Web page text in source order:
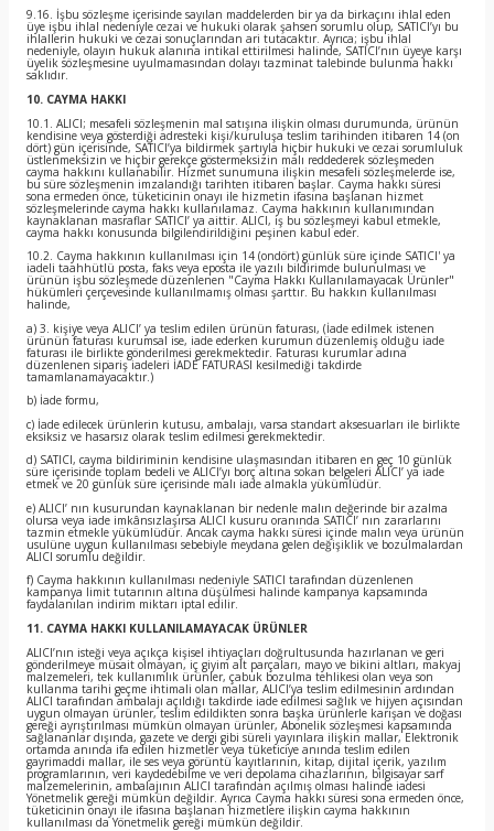
9.16. İşbu sözleşme içerisinde sayılan maddelerden bir ya da birkaçını ihlal eden
üye işbu ihlal nedeniyle cezai ve hukuki olarak şahsen sorumlu olup, SATICI’yı bu
ihlallerin hukuki ve cezai sonuçlarından ari tutacaktır. Ayrıca; işbu ihlal
nedeniyle, olayın hukuk alanına intikal ettirilmesi halinde, SATICI’nın üyeye karşı
üyelik sözleşmesine uyulmamasından dolayı tazminat talebinde bulunma hakkı
saklıdır.
10. CAYMA HAKKI
10.1. ALICI; mesafeli sözleşmenin mal satışına ilişkin olması durumunda, ürünün
kendisine veya gösterdiği adresteki kişi/kuruluşa teslim tarihinden itibaren 14 (on
dört) gün içerisinde, SATICI’ya bildirmek şartıyla hiçbir hukuki ve cezai sorumluluk
üstlenmeksizin ve hiçbir gerekçe göstermeksizin malı reddederek sözleşmeden
cayma hakkını kullanabilir. Hizmet sunumuna ilişkin mesafeli sözleşmelerde ise,
bu süre sözleşmenin imzalandığı tarihten itibaren başlar. Cayma hakkı süresi
sona ermeden önce, tüketicinin onayı ile hizmetin ifasına başlanan hizmet
sözleşmelerinde cayma hakkı kullanılamaz. Cayma hakkının kullanımından
kaynaklanan masraflar SATICI’ ya aittir. ALICI, iş bu sözleşmeyi kabul etmekle,
cayma hakkı konusunda bilgilendirildiğini peşinen kabul eder.
10.2. Cayma hakkının kullanılması için 14 (ondört) günlük süre içinde SATICI' ya
iadeli taahhütlü posta, faks veya eposta ile yazılı bildirimde bulunulması ve
ürünün işbu sözleşmede düzenlenen "Cayma Hakkı Kullanılamayacak Ürünler"
hükümleri çerçevesinde kullanılmamış olması şarttır. Bu hakkın kullanılması
halinde,
a) 3. kişiye veya ALICI’ ya teslim edilen ürünün faturası, (İade edilmek istenen
ürünün faturası kurumsal ise, iade ederken kurumun düzenlemiş olduğu iade
faturası ile birlikte gönderilmesi gerekmektedir. Faturası kurumlar adına
düzenlenen sipariş iadeleri İADE FATURASI kesilmediği takdirde
tamamlanamayacaktır.)
b) İade formu,
c) İade edilecek ürünlerin kutusu, ambalajı, varsa standart aksesuarları ile birlikte
eksiksiz ve hasarsız olarak teslim edilmesi gerekmektedir.
d) SATICI, cayma bildiriminin kendisine ulaşmasından itibaren en geç 10 günlük
süre içerisinde toplam bedeli ve ALICI’yı borç altına sokan belgeleri ALICI’ ya iade
etmek ve 20 günlük süre içerisinde malı iade almakla yükümlüdür.
e) ALICI’ nın kusurundan kaynaklanan bir nedenle malın değerinde bir azalma
olursa veya iade imkânsızlaşırsa ALICI kusuru oranında SATICI’ nın zararlarını
tazmin etmekle yükümlüdür. Ancak cayma hakkı süresi içinde malın veya ürünün
usulüne uygun kullanılması sebebiyle meydana gelen değişiklik ve bozulmalardan
ALICI sorumlu değildir.
f) Cayma hakkının kullanılması nedeniyle SATICI tarafından düzenlenen
kampanya limit tutarının altına düşülmesi halinde kampanya kapsamında
faydalanılan indirim miktarı iptal edilir.
11. CAYMA HAKKI KULLANILAMAYACAK ÜRÜNLER
ALICI’nın isteği veya açıkça kişisel ihtiyaçları doğrultusunda hazırlanan ve geri
gönderilmeye müsait olmayan, iç giyim alt parçaları, mayo ve bikini altları, makyaj
malzemeleri, tek kullanımlık ürünler, çabuk bozulma tehlikesi olan veya son
kullanma tarihi geçme ihtimali olan mallar, ALICI’ya teslim edilmesinin ardından
ALICI tarafından ambalajı açıldığı takdirde iade edilmesi sağlık ve hijyen açısından
uygun olmayan ürünler, teslim edildikten sonra başka ürünlerle karışan ve doğası
gereği ayrıştırılması mümkün olmayan ürünler, Abonelik sözleşmesi kapsamında
sağlananlar dışında, gazete ve dergi gibi süreli yayınlara ilişkin mallar, Elektronik
ortamda anında ifa edilen hizmetler veya tüketiciye anında teslim edilen
gayrimaddi mallar, ile ses veya görüntü kayıtlarının, kitap, dijital içerik, yazılım
programlarının, veri kaydedebilme ve veri depolama cihazlarının, bilgisayar sarf
malzemelerinin, ambalajının ALICI tarafından açılmış olması halinde iadesi
Yönetmelik gereği mümkün değildir. Ayrıca Cayma hakkı süresi sona ermeden önce,
tüketicinin onayı ile ifasına başlanan hizmetlere ilişkin cayma hakkının
kullanılması da Yönetmelik gereği mümkün değildir.